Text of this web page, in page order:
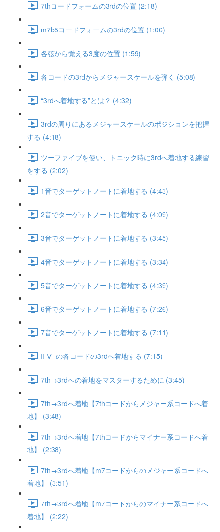
7thコードフォームの3rdの位置 (2:18)
m7b5コードフォームの3rdの位置 (1:06)
各弦から覚える3度の位置 (1:59)
各コードの3rdからメジャースケールを弾く (5:08)
“3rdへ着地する”とは？ (4:32)
3rdの周りにあるメジャースケールのポジションを把握
する (4:18)
ツーファイブを使い、トニック時に3rdへ着地する練習
をする (2:02)
1音でターゲットノートに着地する (4:43)
2音でターゲットノートに着地する (4:09)
3音でターゲットノートに着地する (3:45)
4音でターゲットノートに着地する (3:34)
5音でターゲットノートに着地する (4:39)
6音でターゲットノートに着地する (7:26)
7音でターゲットノートに着地する (7:11)
Ⅱ-Ⅴ-Ⅰの各コードの3rdへ着地する (7:15)
7th→3rdへの着地をマスターするために (3:45)
7th→3rdへ着地【7thコードからメジャー系コードへ着
地】 (3:48)
7th→3rdへ着地【7thコードからマイナー系コードへ着
地】 (2:38)
7th→3rdへ着地【m7コードからのメジャー系コードへ
着地】 (3:51)
7th→3rdへ着地【m7コードからのマイナー系コードへ
着地】 (2:22)